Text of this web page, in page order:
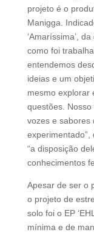
projeto é o
Manigga.
‘Amaríssima’,
como foi
entendemos
ideias e um
mesmo explorar
questões.
vozes e sabores
“a disposição
conhecimentos
Apesar de ser o
o projeto de
solo foi o EP
mínima e de